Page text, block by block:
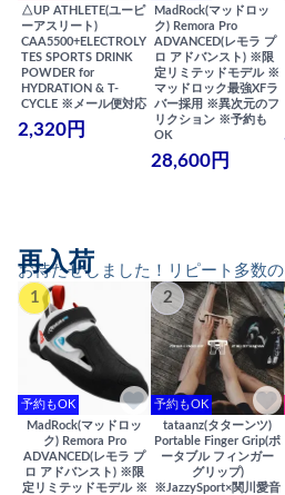
△UP ATHLETE(ユーピ
ーアスリート)
CAA5500+ELECTROLY
TES SPORTS DRINK
POWDER for
HYDRATION & T-
CYCLE ※メール便対応
2,320円
MadRock(マッドロッ
ク) Remora Pro
ADVANCED(レモラ プ
ロ アドバンスト) ※限
定リミテッドモデル ※
マッドロック最強XFラ
バー採用 ※異次元のフ
リクション ※予約も
OK
28,600円
お待たせしました！リピート多数
再入荷
1
予約もOK
MadRock(マッドロッ
ク) Remora Pro
ADVANCED(レモラ プ
ロ アドバンスト) ※限
定リミテッドモデル ※
2
予約もOK
tataanz(タターンツ)
Portable Finger Grip(ポ
ータブル フィンガー
グリップ)
※JazzySport×関川愛音